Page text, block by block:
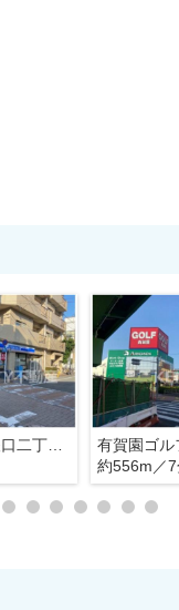
ローソン 東矢口二丁目店
約556m／